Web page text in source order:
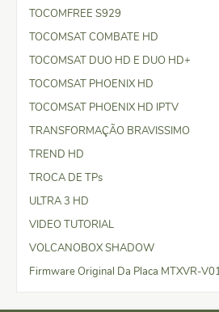
TOCOMFREE S929
TOCOMSAT COMBATE HD
TOCOMSAT DUO HD E DUO HD+
TOCOMSAT PHOENIX HD
TOCOMSAT PHOENIX HD IPTV
TRANSFORMAÇÃO BRAVISSIMO
TREND HD
TROCA DE TPs
ULTRA 3 HD
VIDEO TUTORIAL
VOLCANOBOX SHADOW
Firmware Original Da Placa MTXVR-